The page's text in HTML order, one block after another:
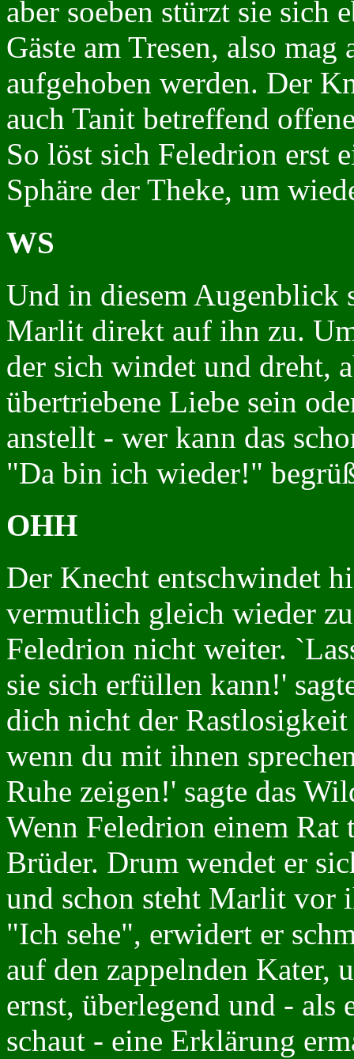
aber soeben stürzt sie sich
Gäste am Tresen, also
aufgehoben werden. Der
auch Tanit betreffend
So löst sich Feledrion erst
Sphäre der Theke, um
WS
Und in diesem Augenblick
Marlit direkt auf ihn zu.
der sich windet und dreht,
übertriebene Liebe sein
anstellt - wer kann das
"Da bin ich wieder!"
OHH
Der Knecht entschwindet
vermutlich gleich wieder
Feledrion nicht weiter.
sie sich erfüllen kann!'
dich nicht der
wenn du mit ihnen
Ruhe zeigen!' sagte das
Wenn Feledrion einem Rat
Brüder. Drum wendet er
und schon steht Marlit vor
"Ich sehe", erwidert er
auf den zappelnden Kater,
ernst, überlegend und - als
schaut - eine Erklärung